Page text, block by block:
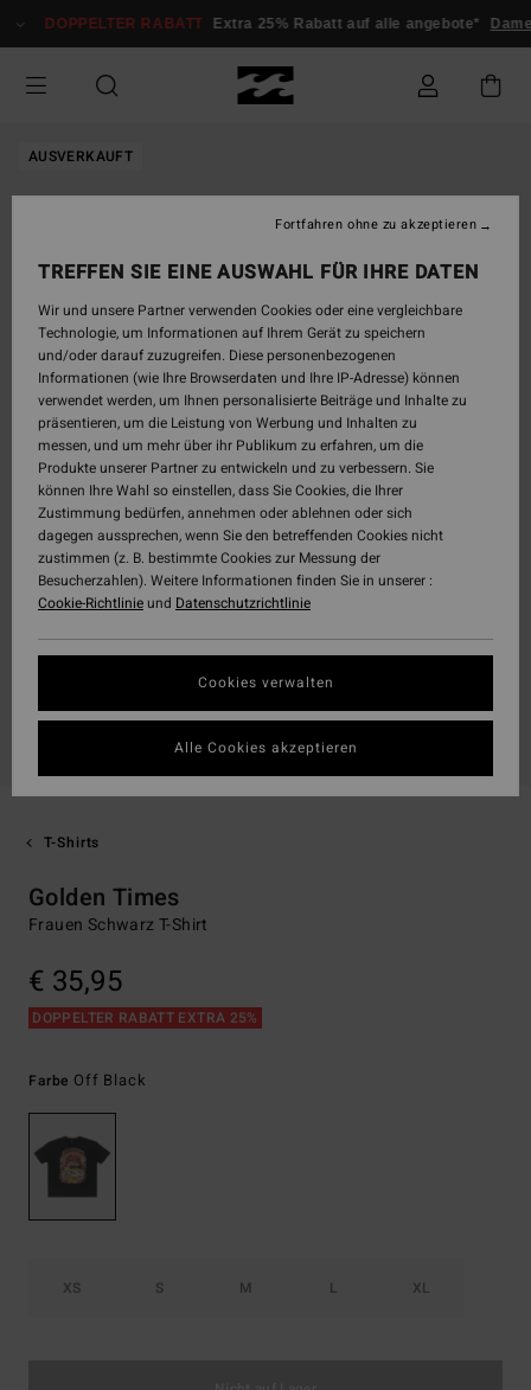
zur
springen
DOPPELTER RABATT Extra 25% Rabatt auf alle angebote*
AUSVERKAUFT
T-Shirts
Golden Times
Frauen Schwarz T-Shirt
€ 35,95
DOPPELTER RABATT EXTRA 25%
Farbe Off Black
XS S M L XL
TREFFEN SIE EINE AUSWAHL FÜR IHRE DATEN
Wir und unsere Partner verwenden Cookies oder eine vergleichbare
Technologie, um Informationen auf Ihrem Gerät zu speichern
und/oder darauf zuzugreifen. Diese personenbezogenen
Informationen (wie Ihre Browserdaten und Ihre IP-Adresse) können
verwendet werden, um Ihnen personalisierte Beiträge und Inhalte zu
präsentieren, um die Leistung von Werbung und Inhalten zu
messen, und um mehr über ihr Publikum zu erfahren, um die
Produkte unserer Partner zu entwickeln und zu verbessern. Sie
können Ihre Wahl so einstellen, dass Sie Cookies, die Ihrer
Zustimmung bedürfen, annehmen oder ablehnen oder sich
dagegen aussprechen, wenn Sie den betreffenden Cookies nicht
zustimmen (z. B. bestimmte Cookies zur Messung der
Besucherzahlen). Weitere Informationen finden Sie in unserer :
Cookie-Richtlinieund Datenschutzrichtlinie
Cookies verwalten
Fortfahren ohne zu akzeptieren
Alle Cookies akzeptieren